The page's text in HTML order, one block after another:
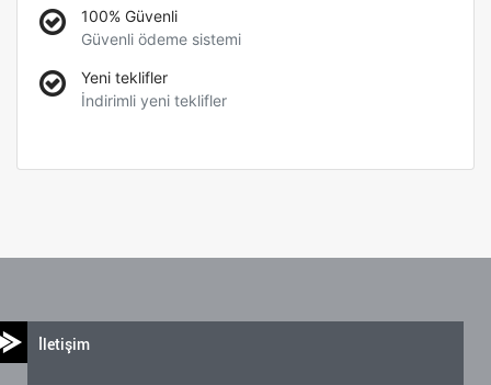
100% Güvenli
Güvenli ödeme sistemi
Yeni teklifler
İndirimli yeni teklifler
İletişim